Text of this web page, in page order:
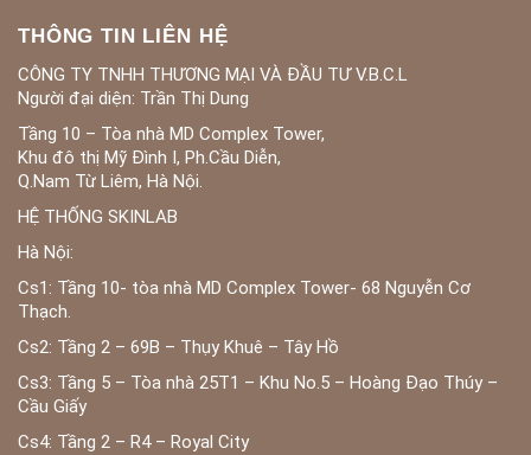
THÔNG TIN LIÊN HỆ
CÔNG TY TNHH THƯƠNG MẠI VÀ ĐẦU TƯ V.B.C.L
Người đại diện: Trần Thị Dung
Tầng 10 – Tòa nhà MD Complex Tower,
Khu đô thị Mỹ Đình I, Ph.Cầu Diễn,
Q.Nam Từ Liêm, Hà Nội.
HỆ THỐNG SKINLAB
Hà Nội:
Cs1: Tầng 10- tòa nhà MD Complex Tower- 68 Nguyễn Cơ
Thạch.
Cs2: Tầng 2 – 69B – Thụy Khuê – Tây Hồ
Cs3: Tầng 5 – Tòa nhà 25T1 – Khu No.5 – Hoàng Đạo Thúy –
Cầu Giấy
Cs4: Tầng 2 – R4 – Royal City